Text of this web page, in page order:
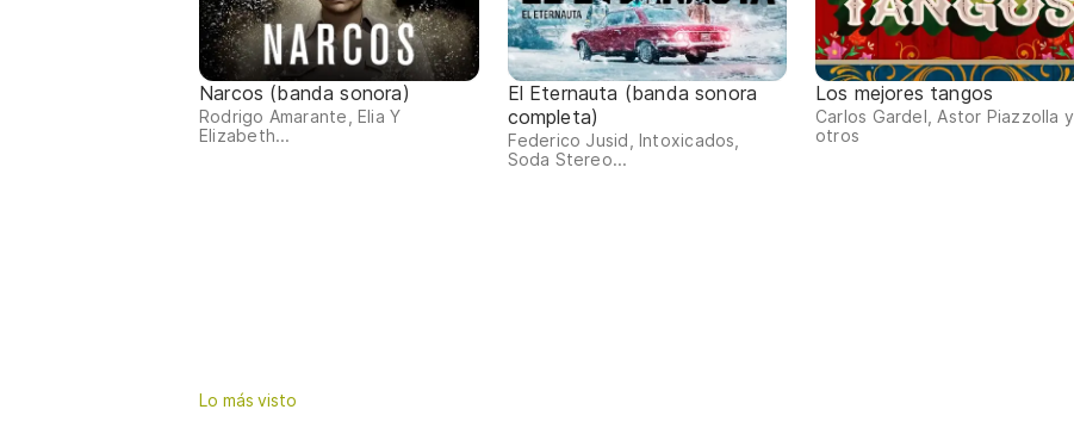
Narcos (banda sonora)
Rodrigo Amarante, Elia Y
Elizabeth...
El Eternauta (banda sonora
completa)
Federico Jusid, Intoxicados,
Soda Stereo...
Los mejores tangos
Carlos Gardel, Astor Piazzolla y
otros
Lo más visto